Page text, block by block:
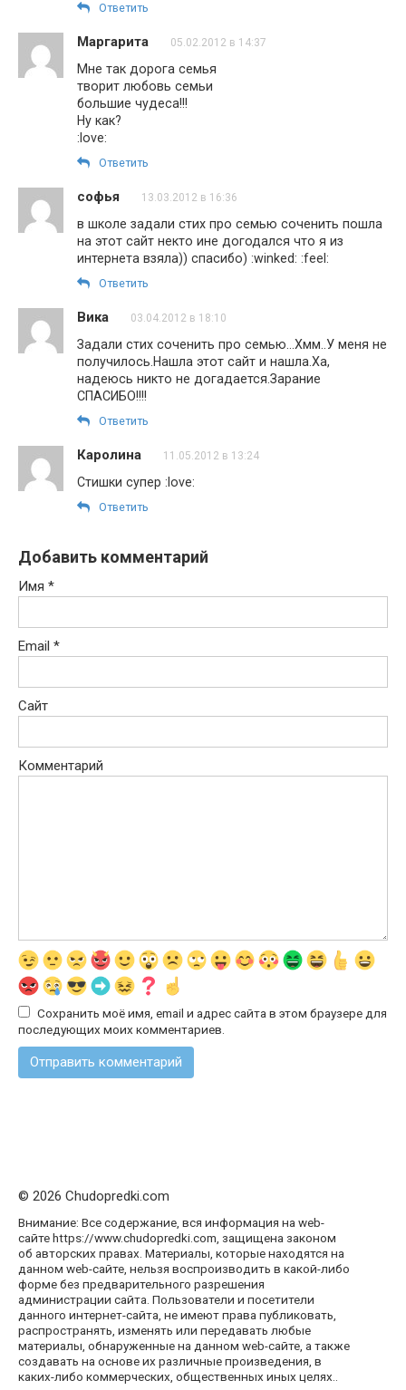
Ответить
Маргарита 05.02.2012 в 14:37
Мне так дорога семья
творит любовь семьи
большие чудеса!!!
Ну как?
:love:
Ответить
софья 13.03.2012 в 16:36
в школе задали стих про семью соченить пошла
на этот сайт некто ине догодался что я из
интернета взяла)) спасибо) :winked: :feel:
Ответить
Вика 03.04.2012 в 18:10
Задали стих соченить про семью…Хмм..У меня не
получилось.Нашла этот сайт и нашла.Ха,
надеюсь никто не догадается.Зарание
СПАСИБО!!!!
Ответить
Каролина 11.05.2012 в 13:24
Стишки супер :love:
Ответить
Добавить комментарий
Имя *
Email *
Сайт
Комментарий
Сохранить моё имя, email и адрес сайта в этом браузере для
последующих моих комментариев.
© 2026 Chudopredki.com
Внимание: Все содержание, вся информация на web-
сайте https://www.chudopredki.com, защищена законом
об авторских правах. Материалы, которые находятся на
данном web-сайте, нельзя воспроизводить в какой-либо
форме без предварительного разрешения
администрации сайта. Пользователи и посетители
данного интернет-сайта, не имеют права публиковать,
распространять, изменять или передавать любые
материалы, обнаруженные на данном web-сайте, а также
создавать на основе их различные произведения, в
каких-либо коммерческих, общественных иных целях..